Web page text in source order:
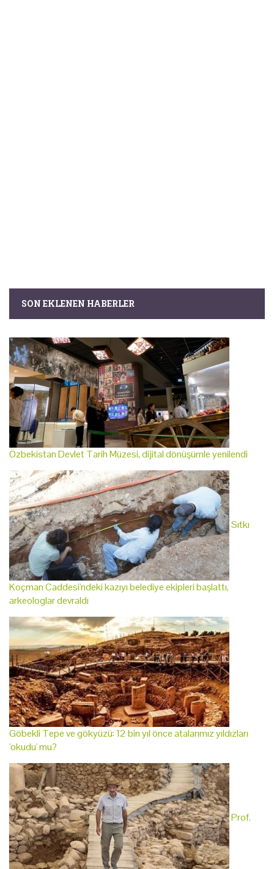
SON EKLENEN HABERLER
Özbekistan Devlet Tarih Müzesi, dijital dönüşümle yenilendi
Sıtkı
Koçman Caddesi'ndeki kazıyı belediye ekipleri başlattı,
arkeologlar devraldı
Göbekli Tepe ve gökyüzü: 12 bin yıl önce atalarımız yıldızları
'okudu' mu?
Prof.